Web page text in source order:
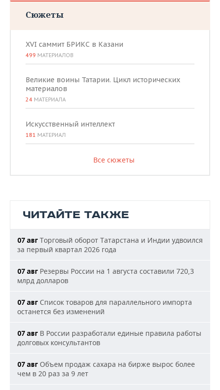
Сюжеты
XVI саммит БРИКС в Казани
499 МАТЕРИАЛОВ
Великие воины Татарии. Цикл исторических
материалов
24 МАТЕРИАЛА
Искусственный интеллект
181 МАТЕРИАЛ
Все сюжеты
ЧИТАЙТЕ ТАКЖЕ
07 авг Торговый оборот Татарстана и Индии удвоился
за первый квартал 2026 года
07 авг Резервы России на 1 августа составили 720,3
млрд долларов
07 авг Список товаров для параллельного импорта
останется без изменений
07 авг В России разработали единые правила работы
долговых консультантов
07 авг Объем продаж сахара на бирже вырос более
чем в 20 раз за 9 лет